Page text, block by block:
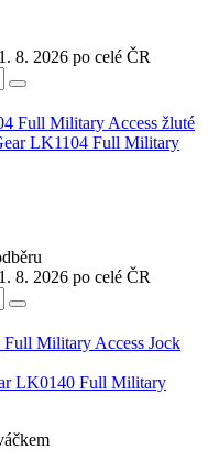
8. 2026 po celé ČR
LK1104 Full Military
8. 2026 po celé ČR
LK0140 Full Military